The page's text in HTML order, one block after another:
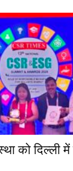
को दिल्ली में